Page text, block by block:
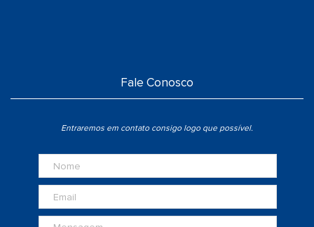
Fale Conosco
Entraremos em contato consigo logo que possível.